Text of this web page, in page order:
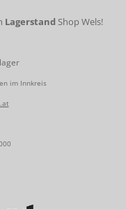
Lagerstand Shop Wels!
im Innkreis